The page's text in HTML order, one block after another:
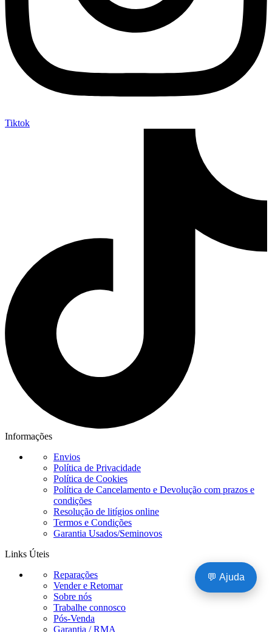
💬 Ajuda
Tiktok
Informações
Envios
Política de Privacidade
Política de Cookies
Política de Cancelamento e Devolução com prazos e
condições
Resolução de litígios online
Termos e Condições
Garantia Usados/Seminovos
Links Úteis
Reparações
Vender e Retomar
Sobre nós
Trabalhe connosco
Pós-Venda
Garantia / RMA